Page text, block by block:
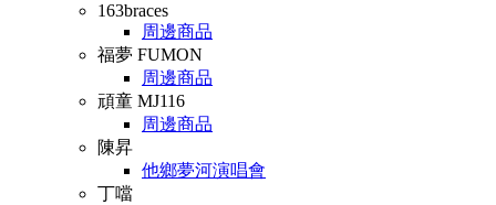
163braces
周邊商品
福夢 FUMON
周邊商品
頑童 MJ116
周邊商品
陳昇
他鄉夢河演唱會
丁噹